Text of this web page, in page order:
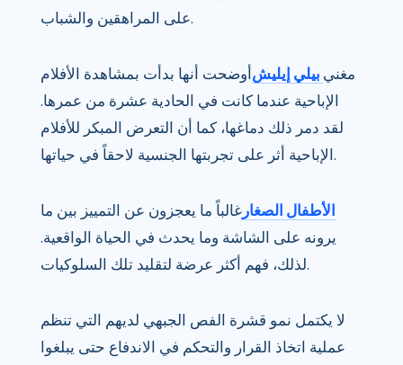
على المراهقين والشباب.
مغني بيلي إيليش أوضحت أنها بدأت بمشاهدة الأفلام
الإباحية عندما كانت في الحادية عشرة من عمرها.
لقد دمر ذلك دماغها، كما أن التعرض المبكر للأفلام
الإباحية أثر على تجربتها الجنسية لاحقاً في حياتها.
الأطفال الصغارغالباً ما يعجزون عن التمييز بين ما
يرونه على الشاشة وما يحدث في الحياة الواقعية.
لذلك، فهم أكثر عرضة لتقليد تلك السلوكيات.
لا يكتمل نمو قشرة الفص الجبهي لديهم التي تنظم
عملية اتخاذ القرار والتحكم في الاندفاع حتى يبلغوا